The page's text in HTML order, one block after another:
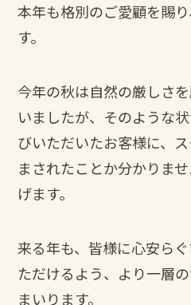
本年も格別のご愛顧を賜
す。
今年の秋は自然の厳しさ
いましたが、そのような
びいただいたお客様に、
まされたことか分かりま
げます。
来る年も、皆様に心安ら
ただけるよう、より一層
まいります。